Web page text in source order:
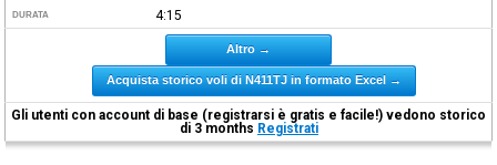
DURATA 4:15
Altro →
Acquista storico voli di N411TJ in formato Excel →
Gli utenti con account di base (registrarsi è gratis e facile!) vedono storico
di 3 months Registrati